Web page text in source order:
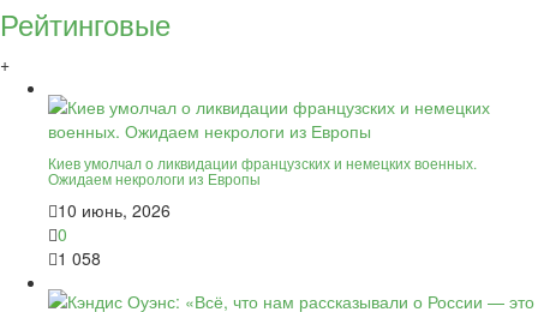
Рейтинговые
+
Киев умолчал о ликвидации французских и немецких военных.
Ожидаем некрологи из Европы
10 июнь, 2026
0
1 058